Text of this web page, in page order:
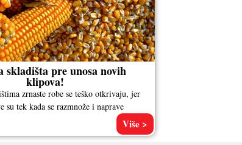
skladišta pre unosa novih
klipova!
zrnaste robe se teško otkrivaju, jer
su tek kada se razmnože i naprave
Više >